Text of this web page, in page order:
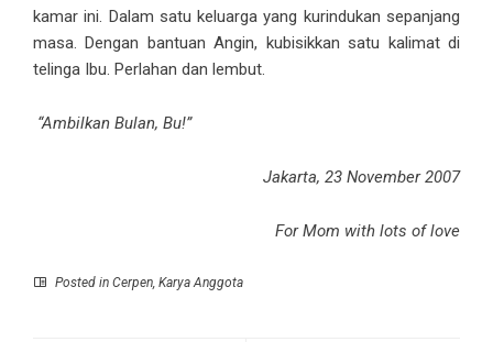
kamar ini. Dalam satu keluarga yang kurindukan sepanjang
masa. Dengan bantuan Angin, kubisikkan satu kalimat di
telinga Ibu. Perlahan dan lembut.
“Ambilkan Bulan, Bu!”
Jakarta, 23 November 2007
For Mom with lots of love
Posted in Cerpen, Karya Anggota